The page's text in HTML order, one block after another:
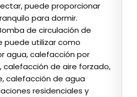
puede proporcionar
para dormir.
de circulación de
puede utilizar como
agua, calefacción por
calefacción de aire forzado,
calefacción de agua
residenciales y